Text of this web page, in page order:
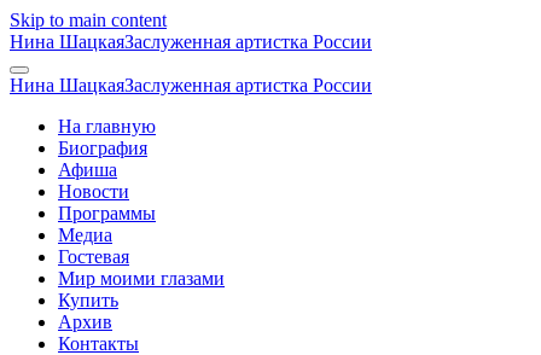
Skip to main content
Нина ШацкаяЗаслуженная артистка России
Нина ШацкаяЗаслуженная артистка России
На главную
Биография
Афиша
Новости
Программы
Медиа
Гостевая
Мир моими глазами
Купить
Архив
Контакты